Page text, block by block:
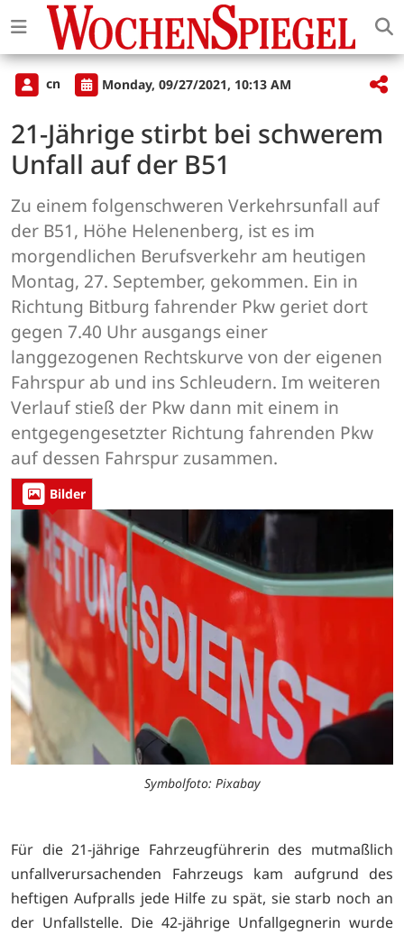
cn Monday, 09/27/2021, 10:13 AM
21-Jährige stirbt bei schwerem
Unfall auf der B51
Zu einem folgenschweren Verkehrsunfall auf
der B51, Höhe Helenenberg, ist es im
morgendlichen Berufsverkehr am heutigen
Montag, 27. September, gekommen. Ein in
Richtung Bitburg fahrender Pkw geriet dort
gegen 7.40 Uhr ausgangs einer
langgezogenen Rechtskurve von der eigenen
Fahrspur ab und ins Schleudern. Im weiteren
Verlauf stieß der Pkw dann mit einem in
entgegengesetzter Richtung fahrenden Pkw
auf dessen Fahrspur zusammen.
Bilder
Symbolfoto: Pixabay
Für die 21-jährige Fahrzeugführerin des mutmaßlich
unfallverursachenden Fahrzeugs kam aufgrund des
heftigen Aufpralls jede Hilfe zu spät, sie starb noch an
der Unfallstelle. Die 42-jährige Unfallgegnerin wurde